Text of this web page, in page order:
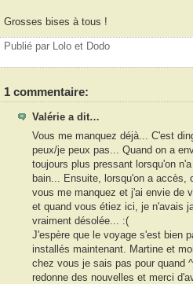
Grosses bises à tous !
Publié par Lolo et Dodo
1 commentaire:
Valérie a dit…
Vous me manquez déjà... C'est
peux/je peux pas... Quand on a
toujours plus pressant lorsqu'on
bain... Ensuite, lorsqu'on a accès,
vous me manquez et j'ai envie de
et quand vous étiez ici, je n'avais
vraiment désolée... :(
J'espère que le voyage s'est bien
installés maintenant. Martine et
chez vous je sais pas pour quand
redonne des nouvelles et merci